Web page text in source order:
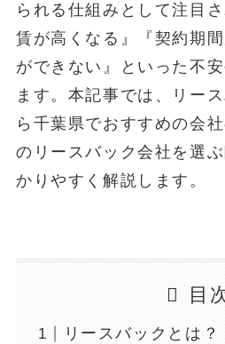
られる仕組みとして注目
賃が高くなる』『契約期
ができない』といった不
ます。本記事では、リー
ら千葉県でおすすめの会
のリースバック会社を選
かりやすく解説します。
目
リースバックとは？